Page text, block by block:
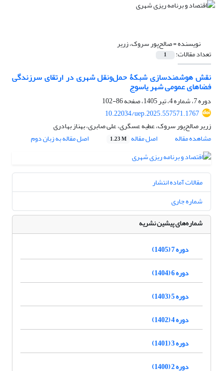
نویسنده =صالح‌پور سروک، زریر
تعداد مقالات: 1
نقش هوشمندسازی شبکۀ حمل‌ونقل شهری در ارتقای سرزندگی
فضاهای عمومی شهر یاسوج
دوره 7، شماره 4، تیر 1405، صفحه
86-102
10.22034/uep.2025.557571.1767
زریر صالح‌پور سروک، عطیه عسگری، علی صابری، بهناز بهادری
مشاهده مقاله
اصل مقاله 1.23 M اصل مقاله به زبان دوم
مقالات آماده انتشار
شماره جاری
شماره‌های پیشین نشریه
دوره 7 (1405)
دوره 6 (1404)
دوره 5 (1403)
دوره 4 (1402)
دوره 3 (1401)
دوره 2 (1400)